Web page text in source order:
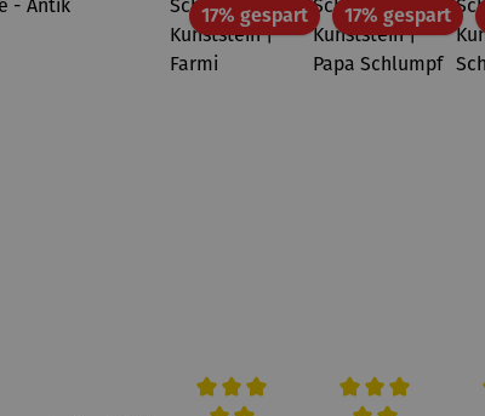
17% gespartRabatt17% gespart